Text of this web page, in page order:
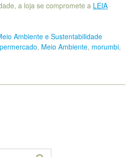
a loja se compromete a LEIA
Ambiente e Sustentabilidade
, Meio Ambiente, morumbi,